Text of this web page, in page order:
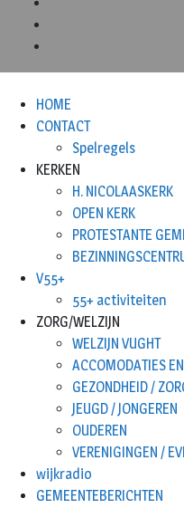
HOME
CONTACT
Spelregels
KERKEN
H. NICOLAASKERK
OPEN KERK
PROTESTANTE
V55+
55+ activiteiten
ZORG/WELZIJN
WELZIJN VUGHT
ACCOMODATIES
GEZONDHEID /
JEUGD / JONGEREN
OUDEREN
VERENIGINGEN /
wijkradio
GEMEENTEBERICHTEN